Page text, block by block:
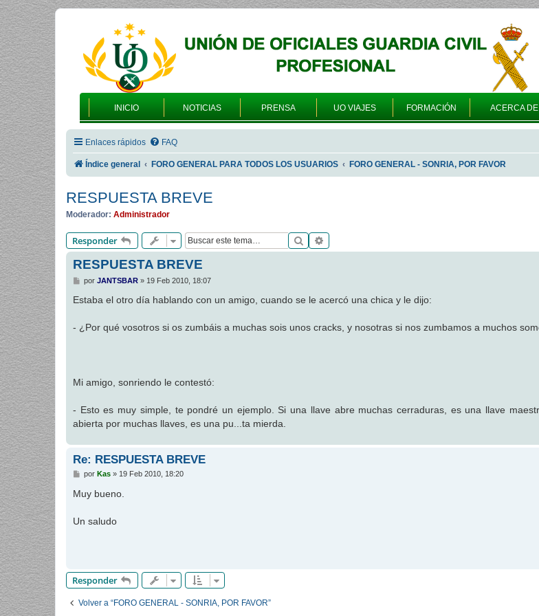
INICIO NOTICIAS PRENSA UO VIAJES FORMACIÓN ACERCA
Enlaces rápidos FAQ
Índice general FORO GENERAL PARA TODOS LOS USUARIOS FORO GENERAL - SONRIA, POR FAVOR
RESPUESTA BREVE
Moderador: Administrador
Responder Buscar
RESPUESTA BREVE
M
n
j
e
por JANTSBAR» 19 Feb 2010, 18:07
Estaba el otro día hablando con un amigo, cuando se le acercó una chica y le dijo:
- ¿Por qué vosotros si os zumbáis a muchas sois unos cracks, y nosotras si nos zumbamos a muchos
Mi amigo, sonriendo le contestó:
- Esto es muy simple, te pondré un ejemplo. Si una llave abre muchas cerraduras, es una llave
abierta por muchas llaves, es una pu...ta mierda.
Re: RESPUESTA BREVE
M
n
e
por Kas» 19 Feb 2010, 18:20
Muy bueno.
Un saludo
Responder
Volver a “FORO GENERAL - SONRIA, POR FAVOR”